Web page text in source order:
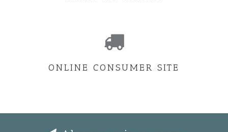
ONLINE CONSUMER SITE